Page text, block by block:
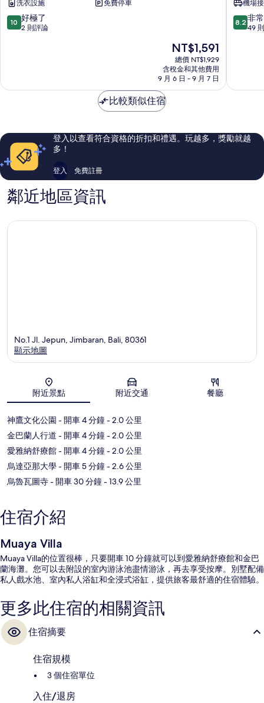
別
墅
Jimbaran
洗衣設施 免費停車
10.0
分，
極
評
論
10 好極了
2 則評論
現
在
價
格
為
NT$1,591
總價 NT$1,929
含稅金和其他費用
9 月 6 日 - 9 月 7 日
子
飯
店
機場
8.2
分，
常
評
論
8.2 非
49
比較類似住宿
登入以查看符合資格的折扣和禮遇。玩越多，獎勵就越
多！
登入 免費註冊
鄰近地區資訊
地圖
No.1 Jl. Jepun, Jimbaran, Bali, 80361
顯示地圖
附近景點 附近交通 餐廳
神鷹文化公園 - 開車 4 分鐘- 2.0 公里
金巴蘭人行道 - 開車 4 分鐘- 2.0 公里
愛雅納舒療館- 開車 4 分鐘- 2.0 公里
烏達亞那大學- 開車 5 分鐘- 2.6 公里
烏魯瓦圖寺- 開車 30 分鐘- 13.9 公里
住宿介紹
Muaya Villa
Muaya Villa的位置很棒，只要開車 10 分鐘就可以到愛雅納舒療館和金巴
蘭海灘。您可以去附設的室內游泳池盡情游泳，再去享受按摩。別墅配備
私人戲水池、室內私人浴缸和全浸式浴缸，提供旅客最舒適的住宿體驗。
更多此住宿的相關資訊
住宿摘要
住宿規模
3 個住宿單位
入住/退房